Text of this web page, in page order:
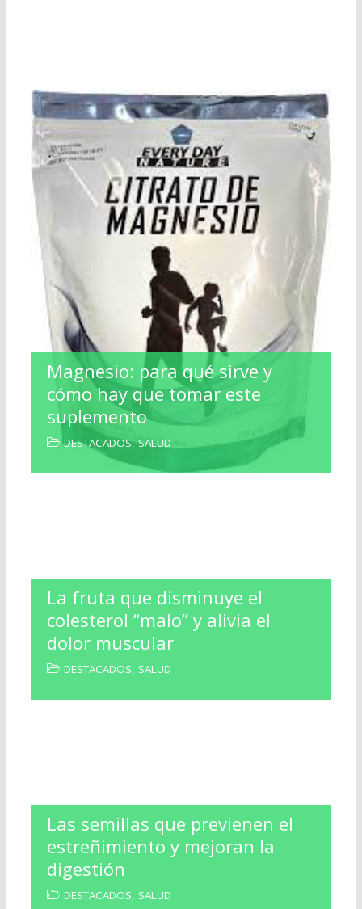
Magnesio: para qué sirve y
cómo hay que tomar este
suplemento
DESTACADOS, SALUD
La fruta que disminuye el
colesterol “malo” y alivia el
dolor muscular
DESTACADOS, SALUD
Las semillas que previenen el
estreñimiento y mejoran la
digestión
DESTACADOS, SALUD